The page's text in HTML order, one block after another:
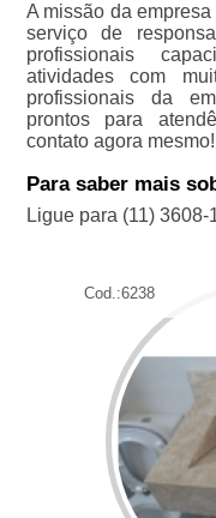
A missão da
serviço de
profissionais
atividades com
profissionais da
prontos para
contato agora mesmo!
Para saber mais
Ligue para (11) 3608-
Cod.:6238